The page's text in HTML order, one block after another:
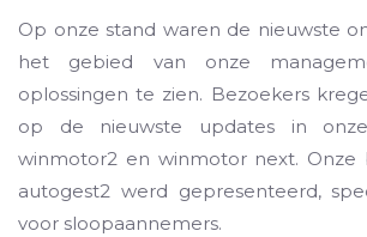
Op onze stand waren de nieuwste
het gebied van onze
oplossingen te zien. Bezoekers
op de nieuwste updates in onze
winmotor2 en winmotor next. Onze
autogest2 werd gepresenteerd,
voor sloopaannemers.